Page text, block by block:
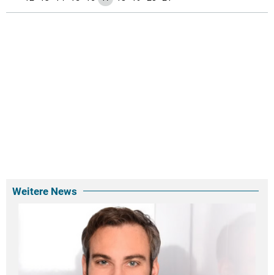
Weitere News